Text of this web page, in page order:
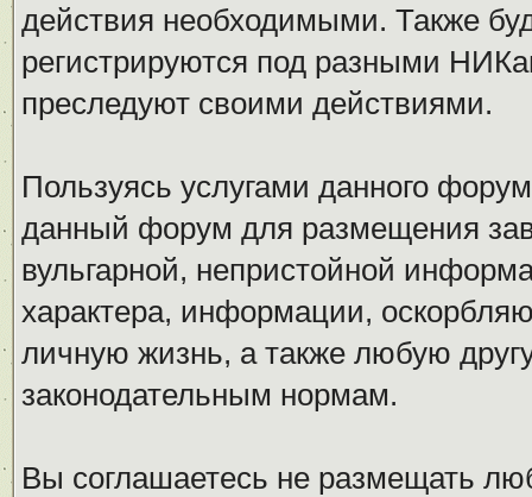
действия необходимыми. Также
регистрируются под разными
преследуют своими действиями.
Пользуясь услугами данного
данный форум для размещения
вульгарной, непристойной
характера, информации,
личную жизнь, а также любую
законодательным нормам.
Вы соглашаетесь не размещать